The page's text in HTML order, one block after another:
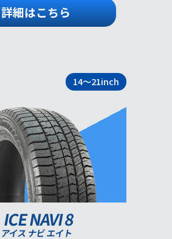
詳細はこちら
14～21inch
ICE NAVI 8
アイス ナビ エイト